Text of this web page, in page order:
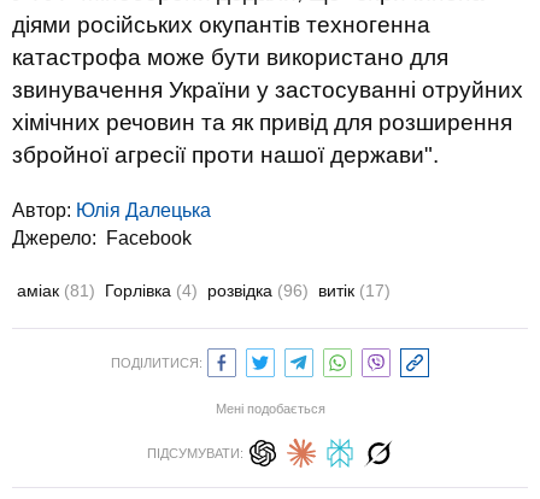
діями російських окупантів техногенна
катастрофа може бути використано для
звинувачення України у застосуванні отруйних
хімічних речовин та як привід для розширення
збройної агресії проти нашої держави".
Автор: Юлiя Далецька
Джерело:
Facebook
аміак (81) Горлівка (4) розвідка (96) витік (17)
ПОДІЛИТИСЯ:
Мені подобається
ПІДСУМУВАТИ: